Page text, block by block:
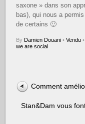
saxone » dans son
bas), qui nous a
de certains 🙂
By Damien Douani • Vendu •
we are social
Comment
Stan&Dam vous